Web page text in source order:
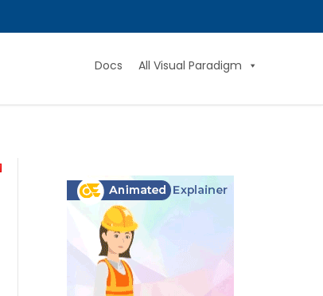
Docs All Visual Paradigm